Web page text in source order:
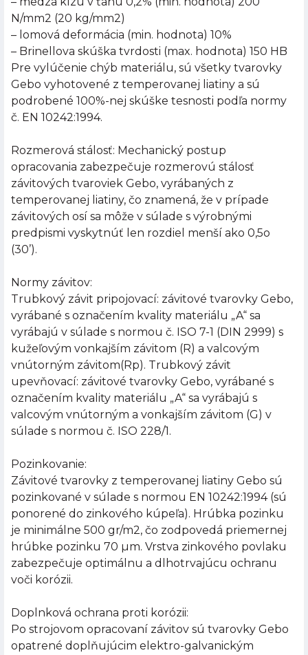
N/mm2 (20 kg/mm2)
– lomová deformácia (min. hodnota) 10%
– Brinellova skúška tvrdosti (max. hodnota) 150 HB
Pre vylúčenie chýb materiálu, sú všetky tvarovky
Gebo vyhotovené z temperovanej liatiny a sú
podrobené 100%-nej skúške tesnosti podľa normy
č. EN 10242:1994.
Rozmerová stálosť: Mechanický postup
opracovania zabezpečuje rozmerovú stálosť
závitových tvaroviek Gebo, vyrábaných z
temperovanej liatiny, čo znamená, že v prípade
závitových osí sa môže v súlade s výrobnými
predpismi vyskytnúť len rozdiel menší ako 0,5o
(30’).
Normy závitov:
Trubkový závit pripojovací: závitové tvarovky Gebo,
vyrábané s označením kvality materiálu „A“ sa
vyrábajú v súlade s normou č. ISO 7-1 (DIN 2999) s
kužeľovým vonkajším závitom (R) a valcovým
vnútorným závitom(Rp). Trubkový závit
upevňovací: závitové tvarovky Gebo, vyrábané s
označením kvality materiálu „A“ sa vyrábajú s
valcovým vnútorným a vonkajším závitom (G) v
súlade s normou č. ISO 228/1.
Pozinkovanie:
Závitové tvarovky z temperovanej liatiny Gebo sú
pozinkované v súlade s normou EN 10242:1994 (sú
ponorené do zinkového kúpeľa). Hrúbka pozinku
je minimálne 500 gr/m2, čo zodpovedá priemernej
hrúbke pozinku 70 µm. Vrstva zinkového povlaku
zabezpečuje optimálnu a dlhotrvajúcu ochranu
voči korózii.
Doplnková ochrana proti korózii:
Po strojovom opracovaní závitov sú tvarovky Gebo
opatrené doplňujúcim elektro-galvanickým